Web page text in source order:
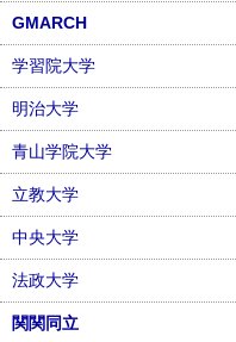
GMARCH
学習院大学
明治大学
青山学院大学
立教大学
中央大学
法政大学
関関同立